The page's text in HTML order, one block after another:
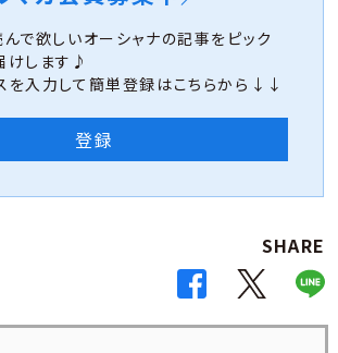
で欲しいオーシャナの記事をピック
けします♪
を入力して簡単登録はこちらから↓↓
登録
SHARE